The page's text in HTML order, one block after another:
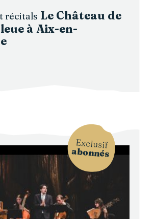
récitals Le Château de
à Aix-en-
Exclusif
abonnés